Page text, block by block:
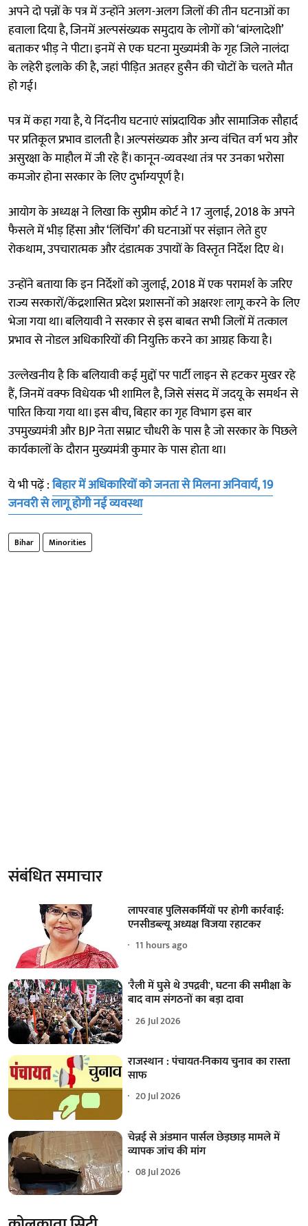
अपने दो पन्नों के पत्र में उन्होंने अलग-अलग जिलों की तीन घटनाओं का
हवाला दिया है, जिनमें अल्पसंख्यक समुदाय के लोगों को ‘बांग्लादेशी’
बताकर भीड़ ने पीटा। इनमें से एक घटना मुख्यमंत्री के गृह जिले नालंदा
के लहेरी इलाके की है, जहां पीड़ित अतहर हुसैन की चोटों के चलते मौत
हो गई।
पत्र में कहा गया है, ये निंदनीय घटनाएं सांप्रदायिक और सामाजिक सौहार्द
पर प्रतिकूल प्रभाव डालती है। अल्पसंख्यक और अन्य वंचित वर्ग भय और
असुरक्षा के माहौल में जी रहे हैं। कानून-व्यवस्था तंत्र पर उनका भरोसा
कमजोर होना सरकार के लिए दुर्भाग्यपूर्ण है।
आयोग के अध्यक्ष ने लिखा कि सुप्रीम कोर्ट ने 17 जुलाई, 2018 के अपने
फैसले में भीड़ हिंसा और ‘लिंचिंग’ की घटनाओं पर संज्ञान लेते हुए
रोकथाम, उपचारात्मक और दंडात्मक उपायों के विस्तृत निर्देश दिए थे।
उन्होंने बताया कि इन निर्देशों को जुलाई, 2018 में एक परामर्श के जरिए
राज्य सरकारों/केंद्रशासित प्रदेश प्रशासनों को अक्षरशः लागू करने के लिए
भेजा गया था। बलियावी ने सरकार से इस बाबत सभी जिलों में तत्काल
प्रभाव से नोडल अधिकारियों की नियुक्ति करने का आग्रह किया है।
उल्लेखनीय है कि बलियावी कई मुद्दों पर पार्टी लाइन से हटकर मुखर रहे
हैं, जिनमें वक्फ विधेयक भी शामिल है, जिसे संसद में जदयू के समर्थन से
पारित किया गया था। इस बीच, बिहार का गृह विभाग इस बार
उपमुख्यमंत्री और BJP नेता सम्राट चौधरी के पास है जो सरकार के पिछले
कार्यकालों के दौरान मुख्यमंत्री कुमार के पास होता था।
ये भी पढ़ें :बिहार में अधिकारियों को जनता से मिलना अनिवार्य, 19
जनवरी से लागू होगी नई व्यवस्था
Bihar Minorities
संबंधित समाचार
लापरवाह पुलिसकर्मियों पर होगी कार्रवाई:
एनसीडब्ल्यू अध्यक्ष विजया रहाटकर
11 hours ago
'रैली में घुसे थे उपद्रवी', घटना की समीक्षा के
बाद वाम संगठनों का बड़ा दावा
26 Jul 2026
राजस्थान : पंचायत-निकाय चुनाव का रास्ता
साफ
20 Jul 2026
चेन्नई से अंडमान पार्सल छेड़छाड़ मामले में
व्यापक जांच की मांग
08 Jul 2026